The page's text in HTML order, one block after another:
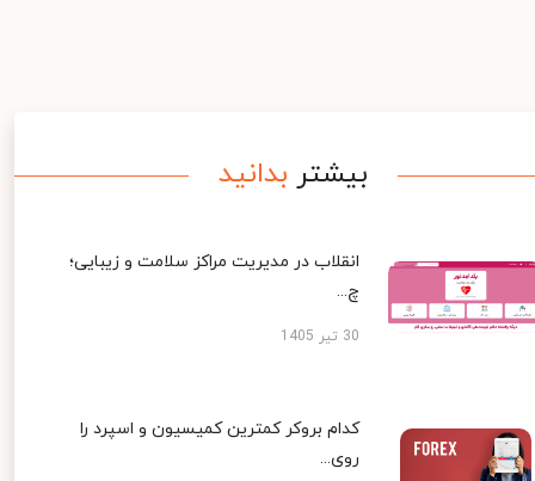
بیشتر بدانید
انقلاب در مدیریت مراکز سلامت و زیبایی؛
چ...
30 تیر 1405
کدام بروکر کمترین کمیسیون و اسپرد را
روی...